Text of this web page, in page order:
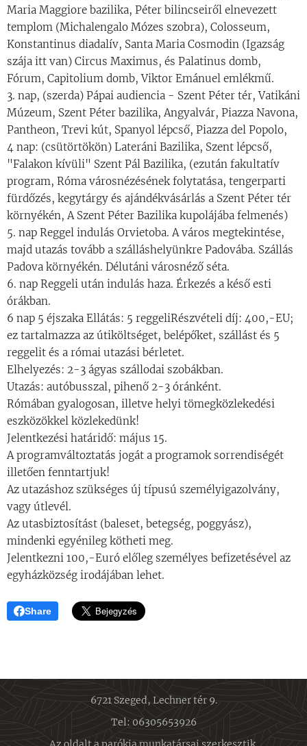
Maria Maggiore bazilika, Péter bilincseiről elnevezett
templom (Michalengalo Mózes szobra), Colosseum,
Konstantinus diadalív, Santa Maria Cosmodin (Igazság
szája itt van) Circus Maximus, és Palatinus domb,
Fórum, Capitolium domb, Viktor Emánuel emlékmű.
3. nap, (szerda) Pápai audiencia - Szent Péter tér, Vatikáni
Múzeum, Szent Péter bazilika, Angyalvár, Piazza Navona,
Pantheon, Trevi kút, Spanyol lépcső, Piazza del Popolo,
4 nap: (csütörtökön) Lateráni Bazilika, Szent lépcső,
"Falakon kívüli" Szent Pál Bazilika, (ezután fakultatív
program, Róma városnézésének folytatása, tengerparti
fürdőzés, kegytárgy és ajándékvásárlás a Szent Péter tér
környékén, A Szent Péter Bazilika kupolájába felmenés)
5. nap Reggel indulás Orvietoba. A város megtekintése,
majd utazás tovább a szálláshelyünkre Padovába. Szállás
Padova környékén. Délutáni városnéző séta.
6. nap Reggeli után indulás haza. Érkezés a késő esti
órákban.
6 nap 5 éjszaka Ellátás: 5 reggeliRészvételi díj: 400,-EU;
ez tartalmazza az útiköltséget, belépőket, szállást és 5
reggelit és a római utazási bérletet.
Elhelyezés: 2-3 ágyas szállodai szobákban.
Utazás: autóbusszal, pihenő 2-3 óránként.
Rómában gyalogosan, illetve helyi tömegközlekedési
eszközökkel közlekedünk!
Jelentkezési határidő: május 15.
A programváltoztatás jogát a programok sorrendiségét
illetően fenntartjuk!
Az utazáshoz szükséges új típusú személyigazolvány,
vagy útlevél.
Az utasbiztosítást (baleset, betegség, poggyász),
mindenki egyénileg kötheti meg.
Jelentkezni 100,-Euró előleg személyes befizetésével az
egyházközség irodájában lehet.
Share
6721 Szeged, Lechner tér 9.
Tel: 06305653926